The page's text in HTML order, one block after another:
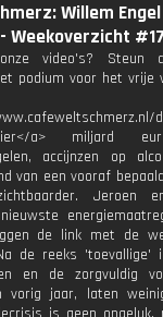
Willem
Weekoverzicht
video's? Steun
podium voor het vrije
a> miljard
accijnzen op
van een vooraf
Jeroen
de link met de
de reeks 'toevallige'
en de zorgvuldig
vorig jaar, laten